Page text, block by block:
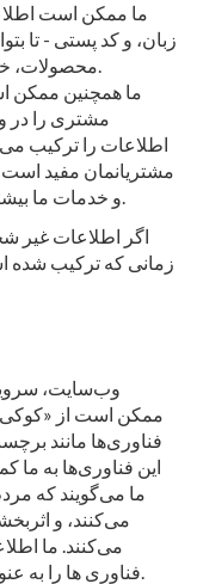
ما ممکن است
زبان، و کد پستی - تا
محصولات، خدمات و تبلیغات خود را بهبود ببخشیم.
ما همچنین ممکن
مشتری را در
اطلاعات را ترکیب می
مشتریانمان مفید
و خدمات ما بیشتر مورد توجه است استفاده می کنیم.
اگر اطلاعات غیر
زمانی که ترکیب شده
وب‌سایت،
فناوری‌ها مانند
این فناوری‌ها به ما
ما می‌گویند که
می‌کنند، و
می‌کنند. ما
فناوری ها را به عنوان اطلاعات غیر شخصی در نظر می گیریم.